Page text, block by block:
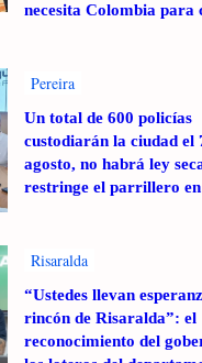
necesita Colombia para
Pereira
Un total de 600 policías
custodiarán la ciudad el
agosto, no habrá ley
restringe el parrillero
Risaralda
“Ustedes llevan
rincón de Risaralda”: el
reconocimiento del